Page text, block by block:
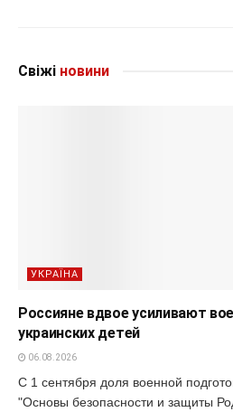
Свіжі новини
УКРАЇНА
Россияне вдвое усиливают
украинских детей
06.08.2026
С 1 сентября доля военной
"Основы безопасности и защиты